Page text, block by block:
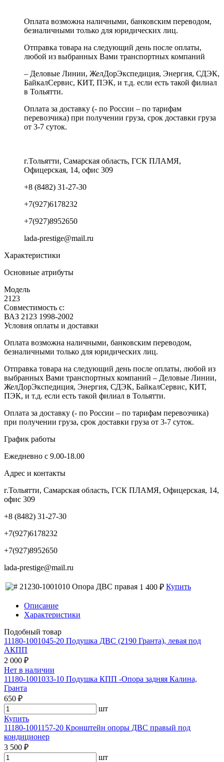
Оплата возможна наличными, банковским переводом,
безналичными только для юридических лиц.
Отправка товара на следующий день после оплаты,
любой из выбранных Вами транспортных компаний
– Деловые Линии, ЖелДорЭкспедиция, Энергия, СДЭК,
БайкалСервис, КИТ, ПЭК, и т.д. если есть такой филиал
в Тольятти.
Оплата за доставку (- по России – по тарифам
перевозчика) при получении груза, срок доставки груза
от 3-7 суток.
г.Тольятти, Самарская область, ГСК ПЛАМЯ,
Офицерская, 14, офис 309
+8 (8482) 31-27-30
+7(927)6178232
+7(927)8952650
lada-prestige@mail.ru
Характеристики
Основные атрибуты
Модель
2123
Совместимость с:
ВАЗ 2123 1998-2002
Условия оплаты и доставки
Оплата возможна наличными, банковским переводом,
безналичными только для юридических лиц.
Отправка товара на следующий день после оплаты, любой из
выбранных Вами транспортных компаний – Деловые Линии,
ЖелДорЭкспедиция, Энергия, СДЭК, БайкалСервис, КИТ,
ПЭК, и т.д. если есть такой филиал в Тольятти.
Оплата за доставку (- по России – по тарифам перевозчика)
при получении груза, срок доставки груза от 3-7 суток.
График работы
Ежедневно с 9.00-18.00
Адрес и контакты
г.Тольятти, Самарская область, ГСК ПЛАМЯ, Офицерская, 14,
офис 309
+8 (8482) 31-27-30
+7(927)6178232
+7(927)8952650
lada-prestige@mail.ru
21230-1001010 Опора ДВС правая 1 400 ₽ Купить
Описание
Характеристики
Подобный товар
11180-1001045-20 Подушка ДВС (2190 Гранта), левая под
АКПП
2 000 ₽
Нет в наличии
11180-1001033-10 Подушка КПП -Опора задняя Калина,
Гранта
650 ₽
шт
Купить
11180-1001157-20 Кронштейн опоры ДВС правый под
кондиционер
3 500 ₽
шт